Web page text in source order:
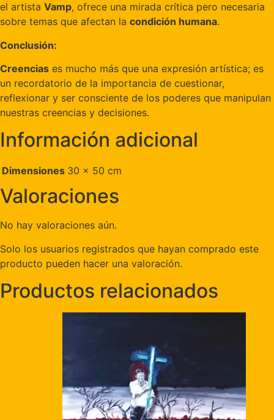
el artista Vamp, ofrece una mirada crítica pero necesaria
sobre temas que afectan la condición humana.
Conclusión:
Creencias es mucho más que una expresión artística; es
un recordatorio de la importancia de cuestionar,
reflexionar y ser consciente de los poderes que manipulan
nuestras creencias y decisiones.
Información adicional
Dimensiones 30 × 50 cm
Valoraciones
No hay valoraciones aún.
Solo los usuarios registrados que hayan comprado este
producto pueden hacer una valoración.
Productos relacionados